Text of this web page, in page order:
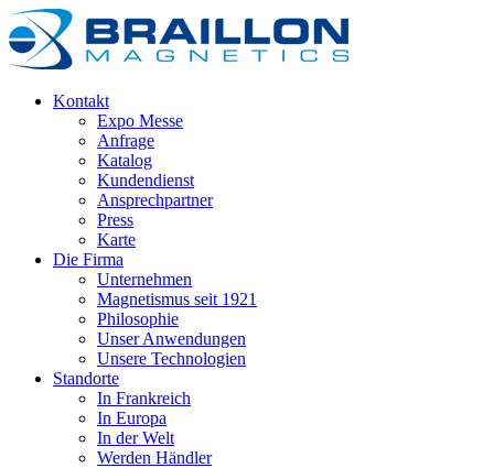
Kontakt
Expo Messe
Anfrage
Katalog
Kundendienst
Ansprechpartner
Press
Karte
Die Firma
Unternehmen
Magnetismus seit 1921
Philosophie
Unser Anwendungen
Unsere Technologien
Standorte
In Frankreich
In Europa
In der Welt
Werden Händler